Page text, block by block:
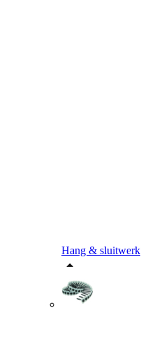
Hang & sluitwerk